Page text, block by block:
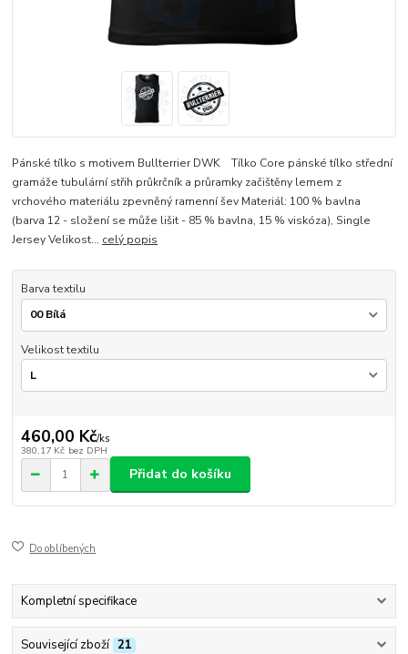
Pánské tílko s motivem Bullterrier DWK Tílko Core pánské tílko střední
gramáže tubulární střih průkrčník a průramky začištěny lemem z
vrchového materiálu zpevněný ramenní šev Materiál: 100 % bavlna
(barva 12 - složení se může lišit - 85 % bavlna, 15 % viskóza), Single
Jersey Velikost... celý popis
Barva textilu
Velikost textilu
460,00 Kč/ks
380,17 Kč bez DPH
Přidat do košíku
Do oblíbených
Kompletní specifikace
Související zboží 21